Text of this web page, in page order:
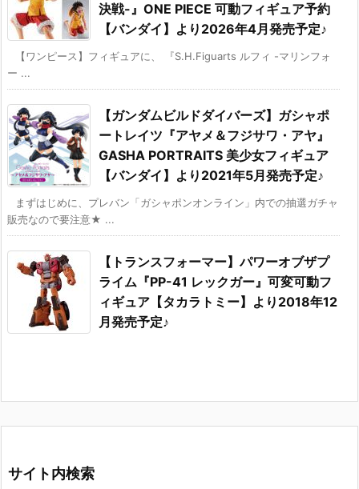
決戦-』ONE PIECE 可動フィギュア予約
【バンダイ】より2026年4月発売予定♪
【ワンピース】フィギュアに、 『S.H.Figuarts ルフィ -マリンフォ
ー ...
【ガンダムビルドダイバーズ】ガシャポ
ートレイツ『アヤメ＆フジサワ・アヤ』
GASHA PORTRAITS 美少女フィギュア
【バンダイ】より2021年5月発売予定♪
まずはじめに、プレバン「ガシャポンオンライン」内での抽選ガチャ
販売なので要注意★ ...
【トランスフォーマー】パワーオブザプ
ライム『PP-41 レックガー』可変可動フ
ィギュア【タカラトミー】より2018年12
月発売予定♪
サイト内検索